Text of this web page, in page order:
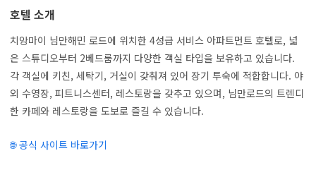
호텔 소개
치앙마이 님만해민 로드에 위치한 4성급 서비스 아파트먼트 호텔로, 넓
은 스튜디오부터 2베드룸까지 다양한 객실 타입을 보유하고 있습니다.
각 객실에 키친, 세탁기, 거실이 갖춰져 있어 장기 투숙에 적합합니다. 야
외 수영장, 피트니스센터, 레스토랑을 갖추고 있으며, 님만로드의 트렌디
한 카페와 레스토랑을 도보로 즐길 수 있습니다.
🌐 공식 사이트 바로가기